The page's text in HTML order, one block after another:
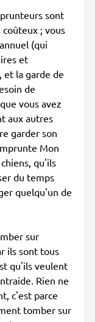
sont
; vous
(qui
et
et la garde de
de
vous avez
aux autres
garder son
Mon
qu'ils
du temps
quelqu'un de
sur
ils sont tous
qu'ils veulent
Rien ne
c'est parce
tomber sur